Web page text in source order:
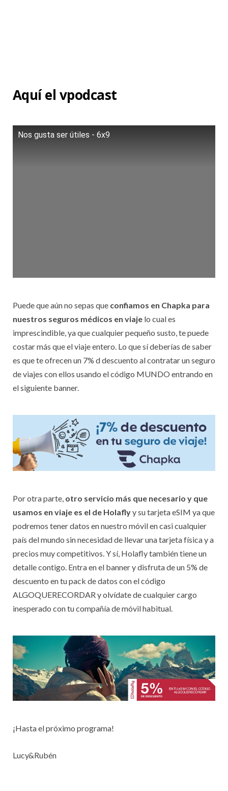
Aquí el vpodcast
Nos gusta ser útiles - 6x9
Puede que aún no sepas que confiamos en Chapka para
nuestros seguros médicos en viaje lo cual es
imprescindible, ya que cualquier pequeño susto, te puede
costar más que el viaje entero. Lo que sí deberías de saber
es que te ofrecen un 7% d descuento al contratar un seguro
de viajes con ellos usando el código MUNDO entrando en
el siguiente banner.
Por otra parte, otro servicio más que necesario y que
usamos en viaje es el de Holaflyy su tarjeta eSIM ya que
podremos tener datos en nuestro móvil en casi cualquier
país del mundo sin necesidad de llevar una tarjeta física y a
precios muy competitivos. Y sí, Holafly también tiene un
detalle contigo. Entra en el banner y disfruta de un 5% de
descuento en tu pack de datos con el código
ALGOQUERECORDAR y olvídate de cualquier cargo
inesperado con tu compañía de móvil habitual.
¡Hasta el próximo programa!
Lucy&Rubén